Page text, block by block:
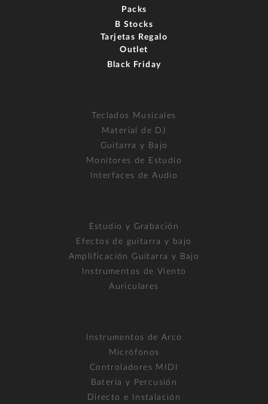
Packs
B Stocks
Tarjetas Regalo
Outlet
Black Friday
Teclados Musicales
Material de DJ
Guitarra y Bajo
Monitores de Estudio
Interfaces de Audio
Estudio y Grabación
Efectos de guitarra y bajo
Amplificación Guitarra y Bajo
Instrumentos de Viento
Auriculares
Instrumentos de Arco
Micrófonos
Controladores MIDI
Batería y Percusión
Directo e Instalación